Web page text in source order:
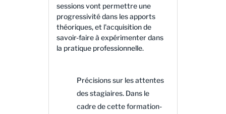
sessions vont permettre une
progressivité dans les apports
théoriques, et l'acquisition de
savoir-faire à expérimenter dans
la pratique professionnelle.
Précisions sur les attentes
des stagiaires. Dans le
cadre de cette formation-